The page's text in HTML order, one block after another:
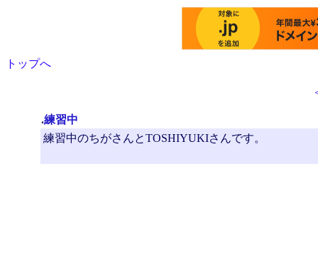
トップへ
.練習中
練習中のちがさんとTOSHIYUKIさんです。